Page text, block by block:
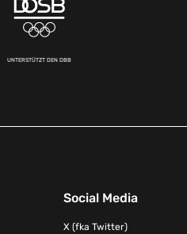
UNTERSTÜTZT DEN DBB
Social Media
X (fka Twitter)